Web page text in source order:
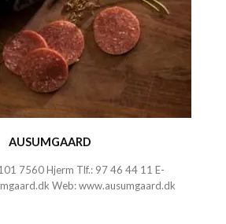
AUSUMGAARD
7560 Hjerm Tlf.: 97 46 44 11 E-
Web:www.ausumgaard.dk